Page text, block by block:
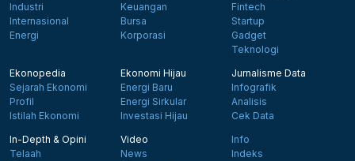
Industri
Internasional
Energi
Keuangan
Bursa
Korporasi
Fintech
Startup
Gadget
Teknologi
Ekonopedia
Sejarah Ekonomi
Profil
Istilah Ekonomi
Ekonomi Hijau
Energi Baru
Energi Sirkular
Investasi Hijau
Jurnalisme Data
Infografik
Analisis
Cek Data
In-Depth & Opini
Telaah
Video
News
Info
Indeks